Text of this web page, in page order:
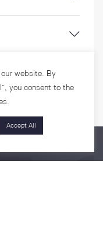
website. By
you consent to the
Accept All